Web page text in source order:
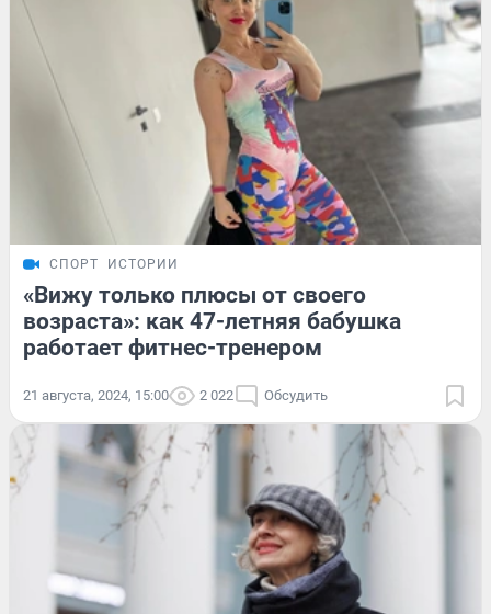
СПОРТ ИСТОРИИ
«Вижу только плюсы от своего
возраста»: как 47-летняя бабушка
работает фитнес-тренером
21 августа, 2024, 15:00 2 022 Обсудить